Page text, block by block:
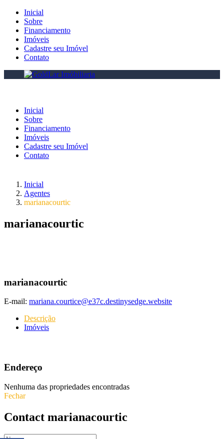
Inicial
Sobre
Financiamento
Imóveis
Cadastre seu Imóvel
Contato
Inicial
Sobre
Financiamento
Imóveis
Cadastre seu Imóvel
Contato
Inicial
Agentes
marianacourtic
marianacourtic
marianacourtic
E-mail: mariana.courtice@e37c.destinysedge.website
Descrição
Imóveis
Endereço
Nenhuma das propriedades encontradas
Fechar
Contact marianacourtic